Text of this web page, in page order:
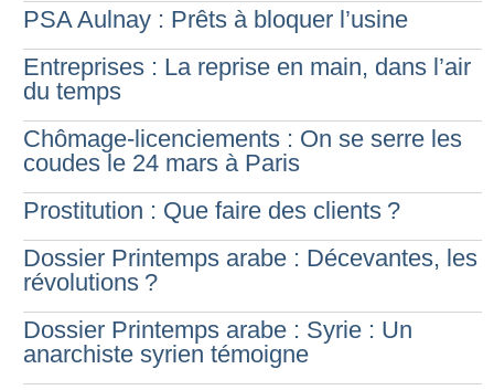
PSA Aulnay : Prêts à bloquer l’usine
Entreprises : La reprise en main, dans l’air
du temps
Chômage-licenciements : On se serre les
coudes le 24 mars à Paris
Prostitution : Que faire des clients ?
Dossier Printemps arabe : Décevantes, les
révolutions ?
Dossier Printemps arabe : Syrie : Un
anarchiste syrien témoigne